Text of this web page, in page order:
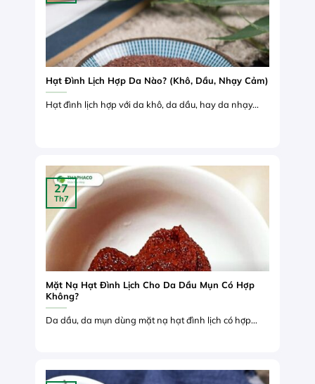
Hạt Đình Lịch Hợp Da Nào? (Khô, Dầu, Nhạy Cảm)
Hạt đình lịch hợp với da khô, da dầu, hay da nhạy...
Mặt Nạ Hạt Đình Lịch Cho Da Dầu Mụn Có Hợp
Không?
Da dầu, da mụn dùng mặt nạ hạt đình lịch có hợp...
27
Th7